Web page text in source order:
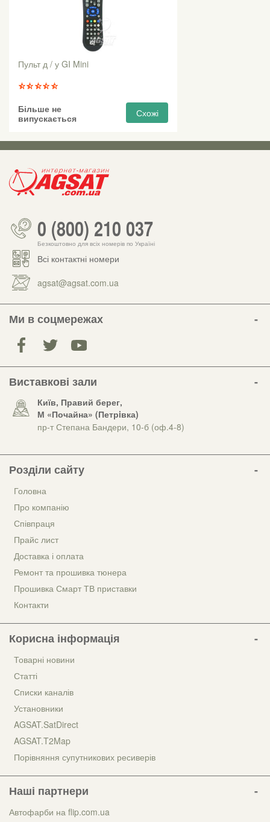
Пульт д / у GI Mini
Більше не
випускається
Схожі
0 (800) 210 037
Безкоштовно для всіх номерів по Україні
Всі контактні номери
agsat@agsat.com.ua
Ми в соцмережах
Виставкові зали
Київ, Правий берег,
М «Почайна» (Петрiвка)
пр-т Степана Бандери, 10-б (оф.4-8)
Розділи сайту
Головна
Про компанію
Співпраця
Прайс лист
Доставка і оплата
Ремонт та прошивка тюнера
Прошивка Смарт ТВ приставки
Контакти
Корисна інформація
Товарні новини
Статті
Списки каналів
Установники
AGSAT.SatDirect
AGSAT.T2Map
Порівняння супутникових ресиверів
Наші партнери
Автофарби на flip.com.ua